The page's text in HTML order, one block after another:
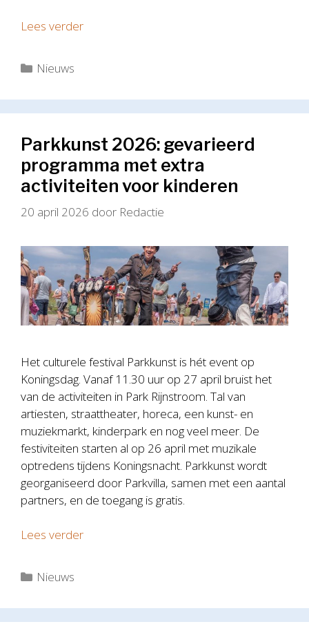
Lees verder
Categorieën
Nieuws
Parkkunst 2026: gevarieerd
programma met extra
activiteiten voor kinderen
20 april 2026 door Redactie
Het culturele festival Parkkunst is hét event op
Koningsdag. Vanaf 11.30 uur op 27 april bruist het
van de activiteiten in Park Rijnstroom. Tal van
artiesten, straattheater, horeca, een kunst- en
muziekmarkt, kinderpark en nog veel meer. De
festiviteiten starten al op 26 april met muzikale
optredens tijdens Koningsnacht. Parkkunst wordt
georganiseerd door Parkvilla, samen met een aantal
partners, en de toegang is gratis.
Lees verder
Categorieën
Nieuws